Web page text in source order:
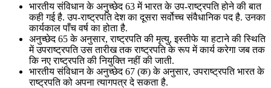
भारतीय संविधान के अनुच्छेद 63 में भारत के उप-राष्ट्रपति होने की बात
कही गई है. उप-राष्ट्रपति देश का दूसरा सर्वोच्च संवैधानिक पद है. उनका
कार्यकाल पाँच वर्ष का होता है.
अनुच्छेद 65 के अनुसार, राष्ट्रपति की मृत्यु, इस्तीफे या हटाने की स्थिति
में उपराष्ट्रपति उस तारीख तक राष्ट्रपति के रूप में कार्य करेगा जब तक
कि नए राष्ट्रपति की नियुक्ति नहीं की जाती.
भारतीय संविधान के अनुच्छेद 67 (क) के अनुसार, उपराष्ट्रपति भारत के
राष्ट्रपति को अपना त्यागपत्र दे सकता है.